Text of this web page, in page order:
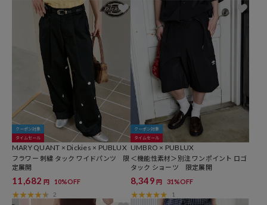
クーポン対象
タイムセール
MARY QUANT × Dickies × PUBLUX
フラワー 刺繍 タック ワイドパンツ 限
定展開
11,682 円 10%OFF
2
クーポン対象
タイムセール
UMBRO × PUBLUX
＜機能性素材＞別注 ワンポイント ロゴ
タック ショーツ 限定展開
8,349 円 31%OFF
1